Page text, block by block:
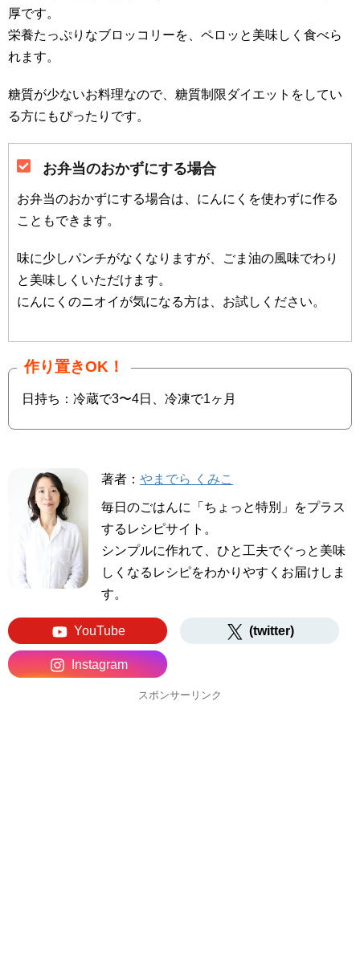
厚です。
栄養たっぷりなブロッコリーを、ペロッと美味しく食べら
れます。
糖質が少ないお料理なので、糖質制限ダイエットをしてい
る方にもぴったりです。
お弁当のおかずにする場合
お弁当のおかずにする場合は、にんにくを使わずに作る
こともできます。
味に少しパンチがなくなりますが、ごま油の風味でわり
と美味しくいただけます。
にんにくのニオイが気になる方は、お試しください。
作り置きOK！
日持ち：冷蔵で3〜4日、冷凍で1ヶ月
著者： やまでら くみこ
毎日のごはんに「ちょっと特別」をプラス
するレシピサイト。
シンプルに作れて、ひと工夫でぐっと美味
しくなるレシピをわかりやすくお届けしま
す。
YouTube (twitter)
Instagram
スポンサーリンク